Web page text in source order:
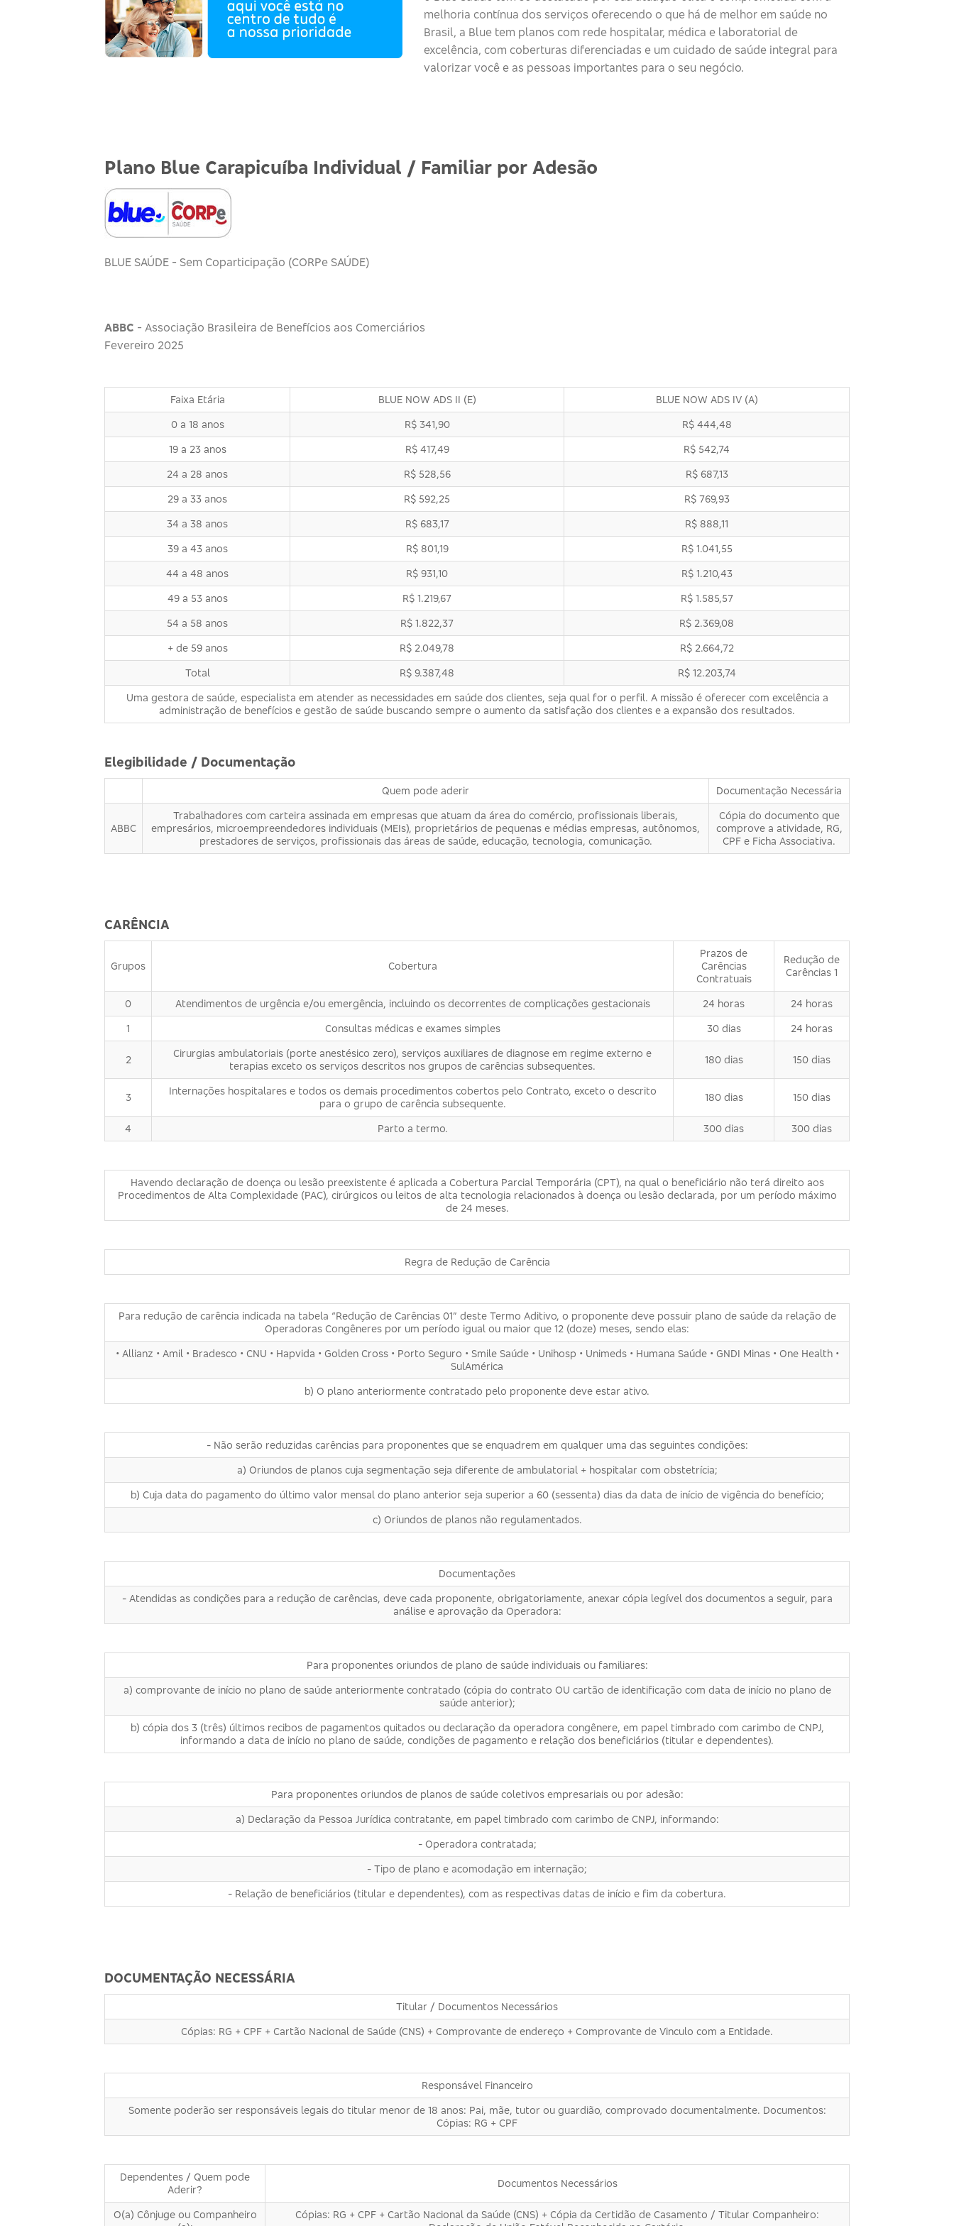
melhoria contínua dos serviços oferecendo o que há de melhor em saúde no
Brasil, a Blue tem planos com rede hospitalar, médica e laboratorial de
excelência, com coberturas diferenciadas e um cuidado de saúde integral para
valorizar você e as pessoas importantes para o seu negócio.
Plano Blue Carapicuíba Individual / Familiar por Adesão
BLUE SAÚDE - Sem Coparticipação (CORPe SAÚDE)
ABBC - Associação Brasileira de Benefícios aos Comerciários
Fevereiro 2025
Faixa Etária BLUE NOW ADS II (E) BLUE NOW ADS IV (A)
0 a 18 anos R$ 341,90 R$ 444,48
19 a 23 anos R$ 417,49 R$ 542,74
24 a 28 anos R$ 528,56 R$ 687,13
29 a 33 anos R$ 592,25 R$ 769,93
34 a 38 anos R$ 683,17 R$ 888,11
39 a 43 anos R$ 801,19 R$ 1.041,55
44 a 48 anos R$ 931,10 R$ 1.210,43
49 a 53 anos R$ 1.219,67 R$ 1.585,57
54 a 58 anos R$ 1.822,37 R$ 2.369,08
+ de 59 anos R$ 2.049,78 R$ 2.664,72
Total R$ 9.387,48 R$ 12.203,74
Uma gestora de saúde, especialista em atender as necessidades em saúde dos clientes, seja qual for o perfil. A missão é oferecer com excelência a
administração de benefícios e gestão de saúde buscando sempre o aumento da satisfação dos clientes e a expansão dos resultados.
Elegibilidade / Documentação
Quem pode aderir Documentação Necessária
ABBC
Trabalhadores com carteira assinada em empresas que atuam da área do comércio, profissionais liberais,
empresários, microempreendedores individuais (MEIs), proprietários de pequenas e médias empresas, autônomos,
prestadores de serviços, profissionais das áreas de saúde, educação, tecnologia, comunicação.
Cópia do documento que
comprove a atividade, RG,
CPF e Ficha Associativa.
CARÊNCIA
Grupos Cobertura
Prazos de
Carências
Contratuais
Redução de
Carências 1
0 Atendimentos de urgência e/ou emergência, incluindo os decorrentes de complicações gestacionais 24 horas 24 horas
1 Consultas médicas e exames simples 30 dias 24 horas
2
Cirurgias ambulatoriais (porte anestésico zero), serviços auxiliares de diagnose em regime externo e
terapias exceto os serviços descritos nos grupos de carências subsequentes.
180 dias 150 dias
3
Internações hospitalares e todos os demais procedimentos cobertos pelo Contrato, exceto o descrito
para o grupo de carência subsequente.
180 dias 150 dias
4 Parto a termo. 300 dias 300 dias
Havendo declaração de doença ou lesão preexistente é aplicada a Cobertura Parcial Temporária (CPT), na qual o beneficiário não terá direito aos
Procedimentos de Alta Complexidade (PAC), cirúrgicos ou leitos de alta tecnologia relacionados à doença ou lesão declarada, por um período máximo
de 24 meses.
Regra de Redução de Carência
Para redução de carência indicada na tabela “Redução de Carências 01” deste Termo Aditivo, o proponente deve possuir plano de saúde da relação de
Operadoras Congêneres por um período igual ou maior que 12 (doze) meses, sendo elas:
• Allianz • Amil • Bradesco • CNU • Hapvida • Golden Cross • Porto Seguro • Smile Saúde • Unihosp • Unimeds • Humana Saúde • GNDI Minas • One Health •
SulAmérica
b) O plano anteriormente contratado pelo proponente deve estar ativo.
- Não serão reduzidas carências para proponentes que se enquadrem em qualquer uma das seguintes condições:
a) Oriundos de planos cuja segmentação seja diferente de ambulatorial + hospitalar com obstetrícia;
b) Cuja data do pagamento do último valor mensal do plano anterior seja superior a 60 (sessenta) dias da data de início de vigência do benefício;
c) Oriundos de planos não regulamentados.
Documentações
- Atendidas as condições para a redução de carências, deve cada proponente, obrigatoriamente, anexar cópia legível dos documentos a seguir, para
análise e aprovação da Operadora:
Para proponentes oriundos de plano de saúde individuais ou familiares:
a) comprovante de início no plano de saúde anteriormente contratado (cópia do contrato OU cartão de identificação com data de início no plano de
saúde anterior);
b) cópia dos 3 (três) últimos recibos de pagamentos quitados ou declaração da operadora congênere, em papel timbrado com carimbo de CNPJ,
informando a data de início no plano de saúde, condições de pagamento e relação dos beneficiários (titular e dependentes).
Para proponentes oriundos de planos de saúde coletivos empresariais ou por adesão:
a) Declaração da Pessoa Jurídica contratante, em papel timbrado com carimbo de CNPJ, informando:
- Operadora contratada;
- Tipo de plano e acomodação em internação;
- Relação de beneficiários (titular e dependentes), com as respectivas datas de início e fim da cobertura.
DOCUMENTAÇÃO NECESSÁRIA
Titular / Documentos Necessários
Cópias: RG + CPF + Cartão Nacional de Saúde (CNS) + Comprovante de endereço + Comprovante de Vinculo com a Entidade.
Responsável Financeiro
Somente poderão ser responsáveis legais do titular menor de 18 anos: Pai, mãe, tutor ou guardião, comprovado documentalmente. Documentos:
Cópias: RG + CPF
Dependentes / Quem pode
Aderir?
Documentos Necessários
O(a) Cônjuge ou Companheiro
Cópias: RG + CPF + Cartão Nacional da Saúde (CNS) + Cópia da Certidão de Casamento / Titular Companheiro: